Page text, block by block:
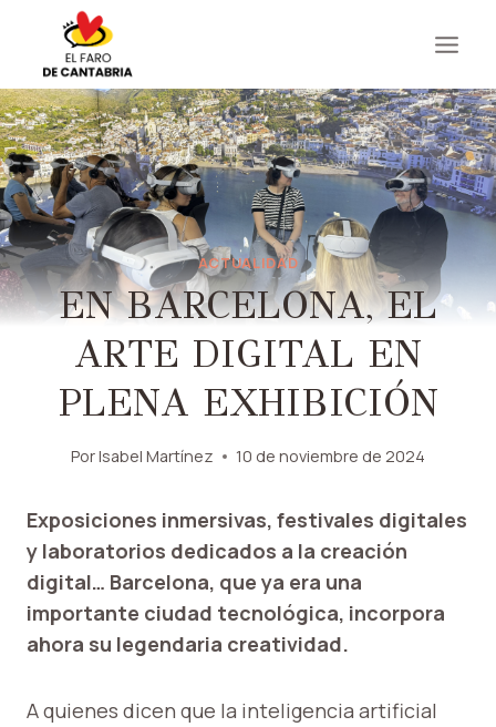
contenido
ACTUALIDAD
EN BARCELONA, ​​EL
ARTE DIGITAL EN
PLENA EXHIBICIÓN
PorIsabel Martínez 10 de noviembre de 2024
Exposiciones inmersivas, festivales digitales
y laboratorios dedicados a la creación
digital… Barcelona, ​​que ya era una
importante ciudad tecnológica, incorpora
ahora su legendaria creatividad.
A quienes dicen que la inteligencia artificial